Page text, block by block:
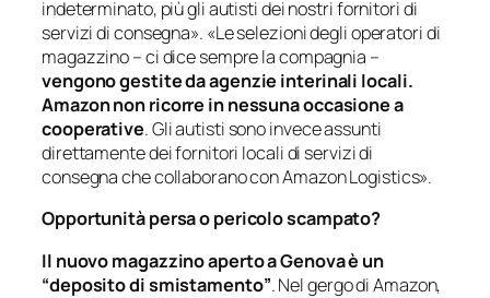
indeterminato, più gli autisti dei nostri fornitori di
servizi di consegna». «Le selezioni degli operatori di
magazzino – ci dice sempre la compagnia –
vengono gestite da agenzie interinali locali.
Amazon non ricorre in nessuna occasione a
cooperative. Gli autisti sono invece assunti
direttamente dei fornitori locali di servizi di
consegna che collaborano con Amazon Logistics».
Opportunità persa o pericolo scampato?
Il nuovo magazzino aperto a Genova è un
“deposito di smistamento”. Nel gergo di Amazon,